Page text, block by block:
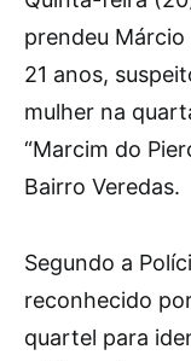
prendeu
21 anos,
mulher na
“Marcim do
Bairro Veredas.
Segundo a
reconhecido
quartel para